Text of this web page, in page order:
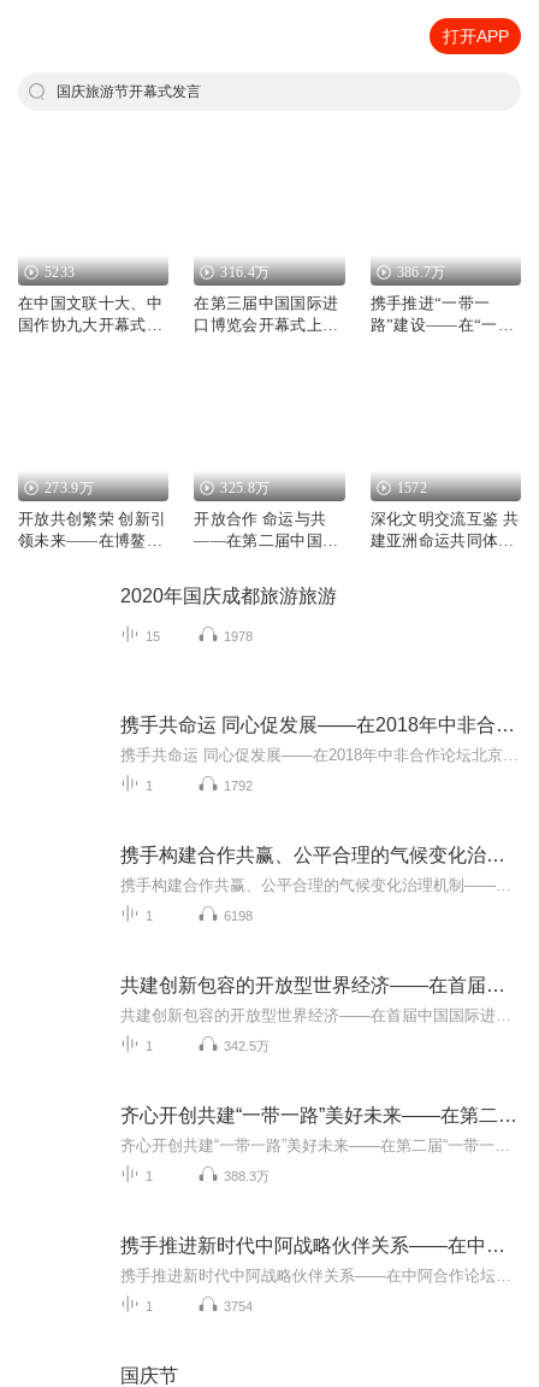
打开APP
国庆旅游节开幕式发言
5233
在中国文联十大、中
国作协九大开幕式上
316.4万
在第三届中国国际进
口博览会开幕式上的
386.7万
携手推进“一带一
路”建设——在“一带
273.9万
开放共创繁荣 创新引
领未来——在博鳌亚
325.8万
开放合作 命运与共
——在第二届中国国
上的主旨演讲
1572
深化文明交流互鉴 共
建亚洲命运共同体
2020年国庆成都旅游旅游
15 1978
携手共命运 同心促发展——在2018年中非合作论坛北京峰会开幕式上的主旨讲话
1 1792
携手构建合作共赢、公平合理的气候变化治理机制——在气候变化巴黎大会开幕式上的讲话
1 6198
共建创新包容的开放型世界经济——在首届中国国际进口博览会开幕式上的主旨演讲
1 342.5万
齐心开创共建“一带一路”美好未来——在第二届“一带一路”国际合作高峰论坛开幕式上的主旨演讲
1 388.3万
携手推进新时代中阿战略伙伴关系——在中阿合作论坛第八届部长级会议开幕式上的讲话
1 3754
国庆节